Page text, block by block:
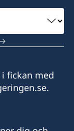
fickan med